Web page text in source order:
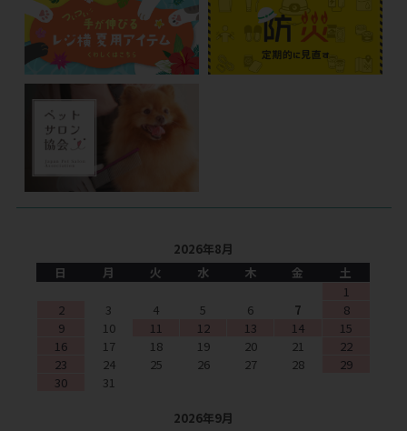
2026年8月
日
月 火 水 木 金
土
1
2
3 4 5 6 7
8
9
10 11 12 13 14
15
16
17 18 19 20 21
22
23
24 25 26 27 28
29
30
31
2026年9月